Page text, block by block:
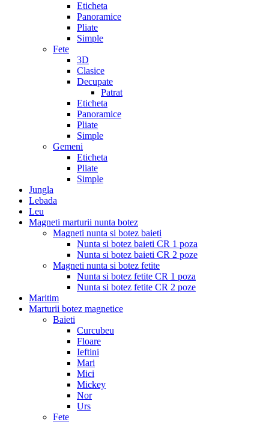
Eticheta
Panoramice
Pliate
Simple
Fete
3D
Clasice
Decupate
Patrat
Eticheta
Panoramice
Pliate
Simple
Gemeni
Eticheta
Pliate
Simple
Jungla
Lebada
Leu
Magneti marturii nunta botez
Magneti nunta si botez baieti
Nunta si botez baieti CR 1 poza
Nunta si botez baieti CR 2 poze
Magneti nunta si botez fetite
Nunta si botez fetite CR 1 poza
Nunta si botez fetite CR 2 poze
Maritim
Marturii botez magnetice
Baieti
Curcubeu
Floare
Ieftini
Mari
Mici
Mickey
Nor
Urs
Fete